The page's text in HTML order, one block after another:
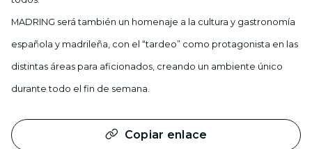
MADRING será también un homenaje a la cultura y gastronomía
española y madrileña, con el “tardeo” como protagonista en las
distintas áreas para aficionados, creando un ambiente único
durante todo el fin de semana.
Copiar enlace